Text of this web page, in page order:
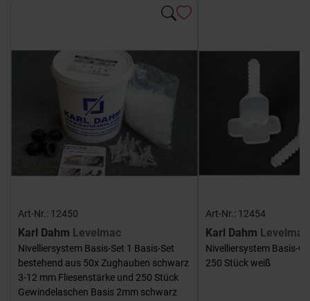
Art-Nr.: 12450
Karl Dahm Levelmac
Nivelliersystem Basis-Set 1 Basis-Set
bestehend aus 50x Zughauben schwarz
3-12 mm Fliesenstärke und 250 Stück
Gewindelaschen Basis 2mm schwarz
Art-Nr.: 12454
Karl Dahm Levelmac
Nivelliersystem Basis-
250 Stück weiß